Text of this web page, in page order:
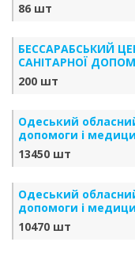
86 шт
БЕССАРАБСЬКИЙ
САНІТАРНОЇ
200 шт
Одеський
допомоги і
13450 шт
Одеський
допомоги і
10470 шт